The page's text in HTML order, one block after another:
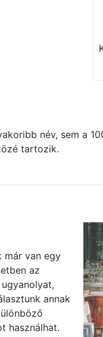
név, sem a
tartozik.
már van egy
az
annak
használhat.